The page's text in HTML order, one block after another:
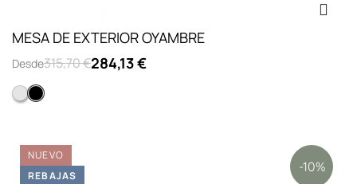
MESA DE EXTERIOR OYAMBRE
Desde315,70 €284,13 €
BlancoNegro
NUEVO
-10%
REBAJAS